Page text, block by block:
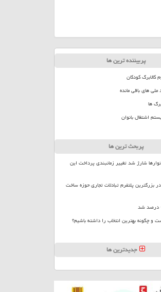
پربیننده ترین ها
کودکان
ملی های باقی مانده
ها
اشتغال بانوان
پربحث ترین ها
شارژ شد تغییر زمانبندی پرداخت این
در بزرگترین پلتفرم تبادلات تجاری حوزه ساخت
و چگونه بهترین انتخاب را داشته باشیم؟
جدیدترین ها